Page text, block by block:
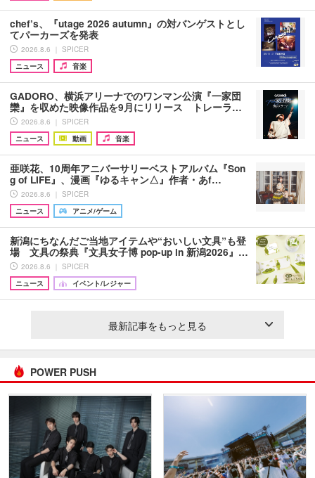
chef’s、『utage 2026 autumn』の対バンゲストとし
てパーカーズを発表
2026.8.6 ｜ SPICER
ニュース
音楽
GADORO、横浜アリーナでのワンマン公演『一家団
欒』を収めた映像作品を9月にリリース トレーラ…
2026.8.6 ｜ SPICER
ニュース
動画 音楽
亜咲花、10周年アニバーサリーベストアルバム『Son
g of LIFE』、漫画『ゆるキャン△』作者・あf…
2026.8.6 ｜ SPICER
ニュース
アニメ/ゲーム
新潟にちなんだご当地アイテムや“おいしい文具”も登
場 文具の祭典『文具女子博 pop-up in 新潟2026』…
2026.8.6 ｜ SPICER
ニュース
イベント/レジャー
最新記事をもっと見る
POWER PUSH